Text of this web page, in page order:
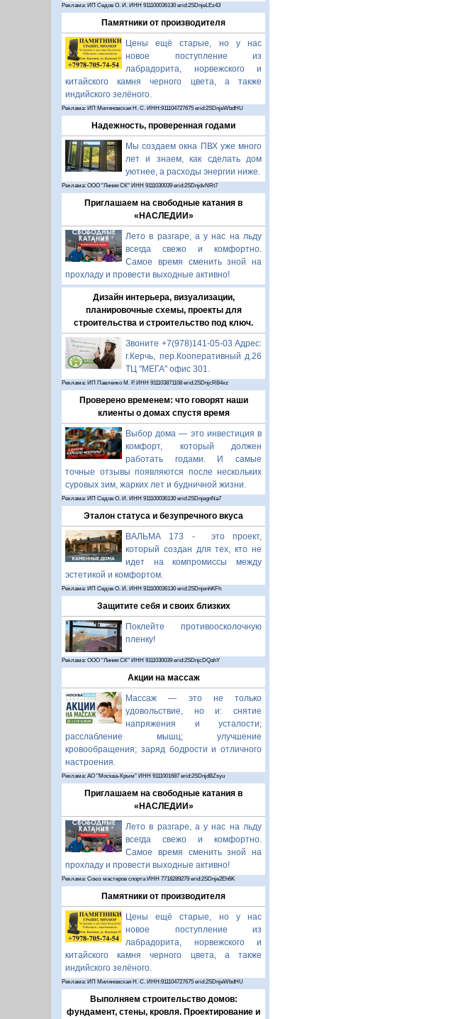
Реклама: ИП Седов О. И. ИНН 911100036130 erid:2SDnjeLEz43
Памятники от производителя
Цены ещё старые, но у нас
новое поступление из
лабрадорита, норвежского и
китайского камня черного цвета, а также
индийского зелёного.
Реклама: ИП Миляновская Н. С. ИНН:911104727675 erid:2SDnjeWbdHU
Надежность, проверенная годами
Мы создаем окна ПВХ уже много
лет и знаем, как сделать дом
уютнее, а расходы энергии ниже.
Реклама: ООО "Линия СК" ИНН 9111030039 erid:2SDnjdvNRt7
Приглашаем на свободные катания в
«НАСЛЕДИИ»
Лето в разгаре, а у нас на льду
всегда свежо и комфортно.
Самое время сменить зной на
прохладу и провести выходные активно!
Дизайн интерьера, визуализации,
планировочные схемы, проекты для
строительства и строительство под ключ.
Звоните +7(978)141-05-03 Адрес:
г.Керчь, пер.Кооперативный д.26
ТЦ "МЕГА" офис 301.
Реклама: ИП Павленко М. Р. ИНН 911103871108 erid:2SDnjcRB4xz
Проверено временем: что говорят наши
клиенты о домах спустя время
Выбор дома — это инвестиция в
комфорт, который должен
работать годами. И самые
точные отзывы появляются после нескольких
суровых зим, жарких лет и будничной жизни.
Реклама: ИП Седов О. И. ИНН 911100036130 erid:2SDnjegnNa7
Эталон статуса и безупречного вкуса
ВАЛЬМА 173 - это проект,
который создан для тех, кто не
идет на компромиссы между
эстетикой и комфортом.
Реклама: ИП Седов О. И. ИНН 911100036130 erid:2SDnjenhKFh
Защитите себя и своих близких
Поклейте противоосколочную
пленку!
Реклама: ООО "Линия СК" ИНН 9111030039 erid:2SDnjcDQahY
Акции на массаж
Массаж — это не только
удовольствие, но и: снятие
напряжения и усталости;
расслабление мышц; улучшение
кровообращения; заряд бодрости и отличного
настроения.
Реклама: АО "Москва-Крым" ИНН 9111001687 erid:2SDnjdBZsyu
Приглашаем на свободные катания в
«НАСЛЕДИИ»
Лето в разгаре, а у нас на льду
всегда свежо и комфортно.
Самое время сменить зной на
прохладу и провести выходные активно!
Реклама: Союз мастеров спорта ИНН 7718289279 erid:2SDnje2Eh6K
Памятники от производителя
Цены ещё старые, но у нас
новое поступление из
лабрадорита, норвежского и
китайского камня черного цвета, а также
индийского зелёного.
Реклама: ИП Миляновская Н. С. ИНН:911104727675 erid:2SDnjeWbdHU
Выполняем строительство домов:
фундамент, стены, кровля. Проектирование и